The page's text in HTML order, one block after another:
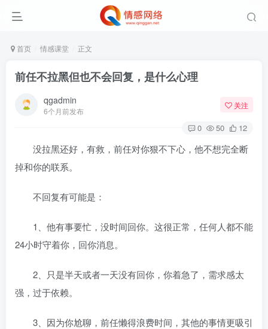
首页 情感课堂 正文
前任不拉黑但也不会回复，是什么心理
qgadmin
6个月前发布
关注
0 50 12
没拉黑还好，有救，前任对你狠不下心，他不想完全断
掉和你的联系。
不回复有可能是：
1、他有事要忙，没时间回你。这很正常，任何人都不能
24小时守着你，回你消息。
2、只是半天或者一天没有回你，你着急了，需求感太
强，过于依赖。
3、因为你尬聊，前任懒得浪费时间，其他的事情更吸引